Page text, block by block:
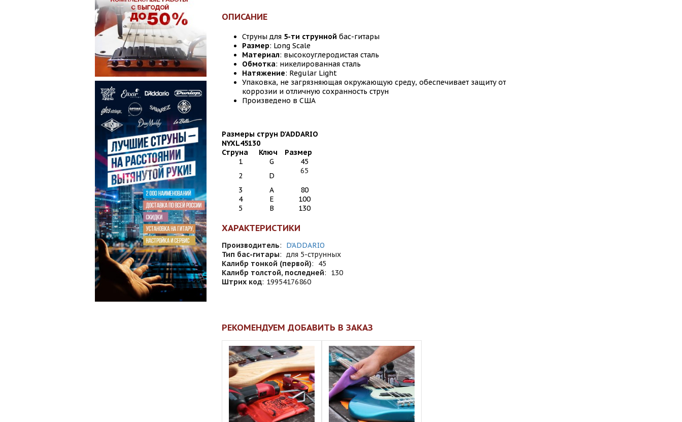
ОПИСАНИЕ
Струны для 5-ти струнной бас-гитары
Размер: Long Scale
Материал: высокоуглеродистая сталь
Обмотка: никелированная сталь
Натяжение: Regular Light
Упаковка, не загрязняющая окружающую среду, обеспечивает защиту от
коррозии и отличную сохранность струн
Произведено в США
Размеры струн D'ADDARIO
NYXL45130
Струна
Ключ
Размер
1
G
45
2
D
65
3 A
80
4
E
100
5
B 130
ХАРАКТЕРИСТИКИ
Производитель:
D'ADDARIO
Тип бас-гитары: для 5-струнных
Калибр тонкой (первой):
45
Калибр толстой, последней:
130
Штрих код: 19954176860
РЕКОМЕНДУЕМ ДОБАВИТЬ В ЗАКАЗ